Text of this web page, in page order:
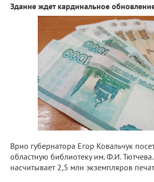
Здание ждет кардинальное
Врио губернатора Егор Ковальчук
областную библиотеку им. Ф.И.
насчитывает 2,5 млн экземпляров